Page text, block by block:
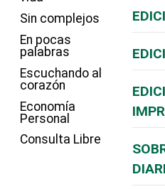
Sin complejos
En pocas
palabras
Escuchando al
corazón
Economía
Personal
Consulta Libre